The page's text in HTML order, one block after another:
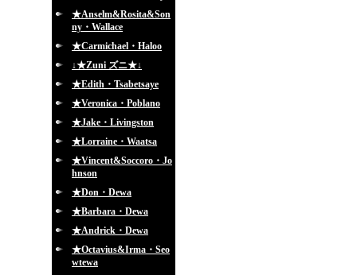
★Anselm&Rosita&Son
ny・Wallace
★Carmichael・Haloo
↓★Zuni ズニ★↓
★Edith・Tsabetsaye
★Veronica・Poblano
★Jake・Livingston
★Lorraine・Waatsa
★Vincent&Soccoro・Jo
hnson
★Don・Dewa
★Barbara・Dewa
★Andrick・Dewa
★Octavius&Irma・Seo
wtewa